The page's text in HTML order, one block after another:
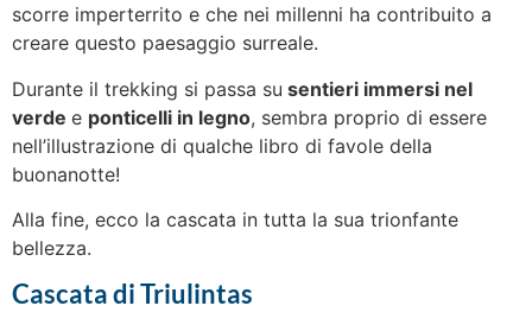
scorre imperterrito e che nei millenni ha contribuito a
creare questo paesaggio surreale.
Durante il trekking si passa su sentieri immersi nel
verde e ponticelli in legno, sembra proprio di essere
nell’illustrazione di qualche libro di favole della
buonanotte!
Alla fine, ecco la cascata in tutta la sua trionfante
bellezza.
Cascata di Triulintas